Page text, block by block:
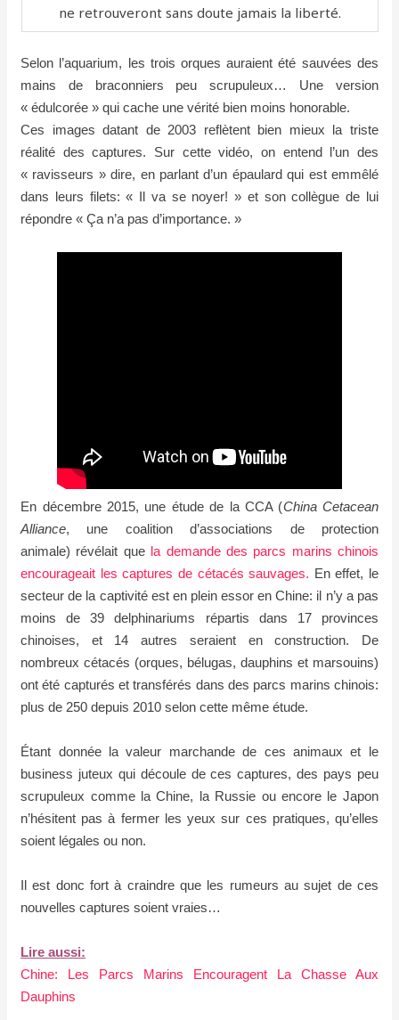
ne retrouveront sans doute jamais la liberté.
Selon l’aquarium, les trois orquesauraient été sauvées des
mains de braconniers peu scrupuleux… Une version
« édulcorée » qui cache une vérité bien moins honorable.
Ces images datant de 2003 reflètent bien mieux la triste
réalité des captures. Sur cette vidéo, on entend l’un des
« ravisseurs » dire, en parlant d’un épaulard qui est emmêlé
dans leurs filets: « Il va se noyer! » et son collègue de lui
répondre « Ça n’a pas d’importance. »
En décembre 2015, une étudede la CCA (China Cetacean
Alliance, une coalition d’associations de protection
animale) révélait que la demande des parcs marins chinois
encourageait les captures de cétacés sauvages. En effet, le
secteur de la captivité est en plein essor en Chine: il n’y a pas
moins de 39 delphinariums répartis dans 17 provinces
chinoises, et 14 autres seraient en construction. De
nombreux cétacés (orques, bélugas, dauphins et marsouins)
ont été capturés et transférés dans des parcs marins chinois:
plus de 250 depuis 2010 selon cette même étude.
Étant donnée la valeur marchande de ces animaux et le
business juteux qui découle de ces captures, des pays peu
scrupuleux comme la Chine, la Russie ou encore le Japon
n’hésitent pas à fermer les yeux sur ces pratiques, qu’elles
soient légales ou non.
Il est donc fort à craindre que les rumeurs au sujet de ces
nouvelles captures soient vraies…
Lire aussi:
Chine: Les Parcs Marins Encouragent La Chasse Aux
Dauphins